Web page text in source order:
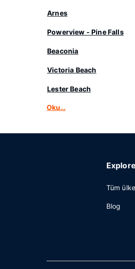
Arnes
Powerview - Pine Falls
Beaconia
Victoria Beach
Lester Beach
Oku…
Tüm
Blog